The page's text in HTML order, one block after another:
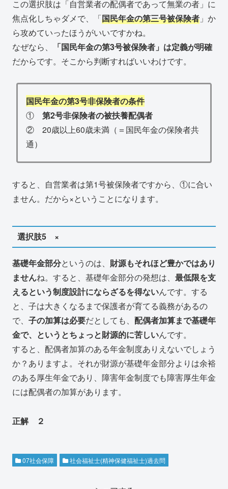
この選択肢は「自営業者の配偶者であって無業の者」に
焦点化しちゃダメで、「国民年金の第三号被保険者 」か
ら攻めていったほうがいいですかね。
なぜなら、
「国民年金の第3号被保険者」は定義が明確
だからです。そこから判断すればいいわけです。
国民年金の第3号非保険者の条件
① 第2号非保険者の被扶養配偶者
② 20歳以上60歳未満（＝国民年金の保険者共
通）
すると、自営業者は第1号被保険者ですから、①に合い
ません。だから×ということになります。
選択肢5 ×
基礎年金部分というのは、 財源もそれほど豊かではあり
ませんね。すると、基礎年金部分の発想は、 最低限を支
えるという制度設計にならざるを得ないんです。する
と、子は大きくなるまで保護者が育てる義務があるの
で、 子の加算は必要だとしても、 配偶者加算まで基礎年
金で、というとちょっと財源的に苦しいんです。
すると、配偶者加算のある年金制度ありえないでしょう
か？ありますよ。それが財源が基礎年金部分よりは余裕
のある厚生年金であり、障害年金制度でも障害厚生年金
には配偶者の加算があります。
正解 ２
07社会保障 社会福祉士(精神保健福祉士)過去問